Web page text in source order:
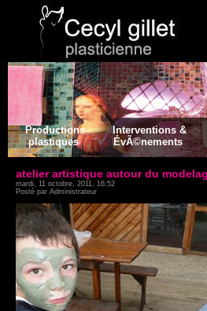
Productions
plastiques
Interventions &
ÉvÃ©nements
atelier artistique autour du
mardi, 11 octobre, 2011, 16:52
Posté par Administrateur